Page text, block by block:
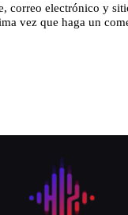
correo electrónico y
vez que haga un